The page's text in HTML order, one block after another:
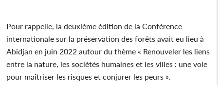
Pour rappelle, la deuxième édition de la Conférence
internationale sur la préservation des forêts avait eu lieu à
Abidjan en juin 2022 autour du thème « Renouveler les liens
entre la nature, les sociétés humaines et les villes : une voie
pour maîtriser les risques et conjurer les peurs ».